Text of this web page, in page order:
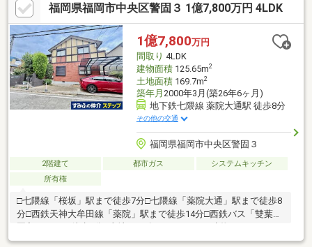
福岡県福岡市中央区警固３ 1億7,800万円 4LDK
1億7,800万円
間取り 4LDK
建物面積125.65m2
土地面積169.7m2
築年月 2000年3月(築26年6ヶ月)
地下鉄七隈線 薬院大通駅 徒歩8分
その他の交通
福岡県福岡市中央区警固３
2階建て 都市ガス
システムキッチン
所有権
□七隈線「桜坂」駅まで徒歩7分□七隈線「薬院大通」駅まで徒歩8
分□西鉄天神大牟田線「薬院」駅まで徒歩14分□西鉄バス「雙葉学
4LDK（125.65㎡）□住環境良好・ローソン薬院伊福町店まで約350